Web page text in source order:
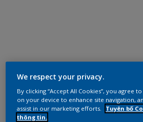
We respect your privacy.
By clicking “Accept All Cookies”, you agree
on your device to enhance site navigation,
assist in our marketing efforts.
Tuyên bố
thông tin.